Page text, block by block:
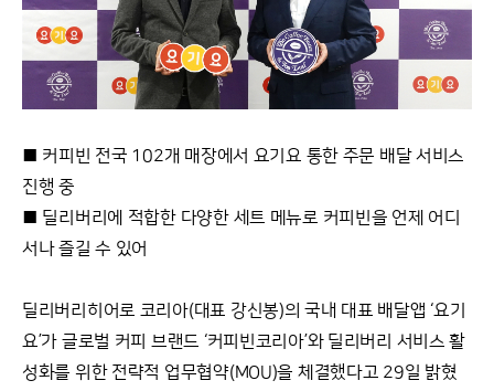
■ 커피빈 전국 102개 매장에서 요기요 통한 주문 배달 서비스
진행 중
■ 딜리버리에 적합한 다양한 세트 메뉴로 커피빈을 언제 어디
서나 즐길 수 있어
딜리버리히어로 코리아(대표 강신봉)의 국내 대표 배달앱 ‘요기
요’가 글로벌 커피 브랜드 ‘커피빈코리아’와 딜리버리 서비스 활
성화를 위한 전략적 업무협약(MOU)을 체결했다고 29일 밝혔